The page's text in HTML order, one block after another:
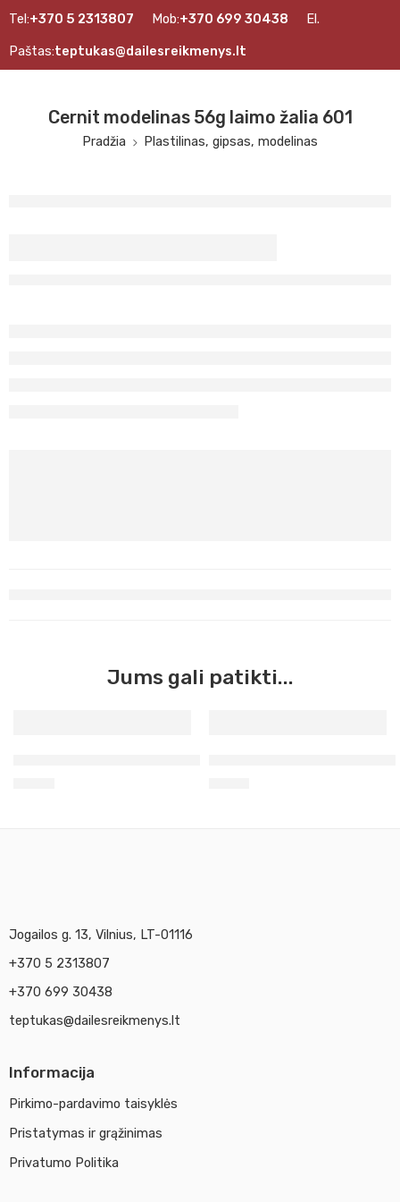
Tel:+370 5 2313807 Mob:+370 699 30438 El.
Paštas:teptukas@dailesreikmenys.lt
Cernit modelinas 56g laimo žalia 601
Pradžia Plastilinas, gipsas, modelinas
Jums gali patikti...
Jogailos g. 13, Vilnius, LT-01116
+370 5 2313807
+370 699 30438
teptukas@dailesreikmenys.lt
Informacija
Pirkimo-pardavimo taisyklės
Pristatymas ir grąžinimas
Privatumo Politika